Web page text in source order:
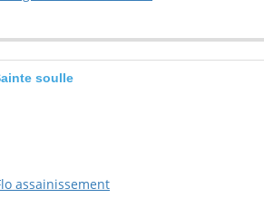
soulle
assainissement